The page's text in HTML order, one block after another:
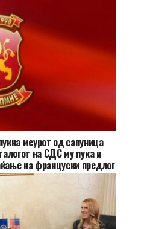
меурот од сапуница
на СДС му пука и
на француски предлог